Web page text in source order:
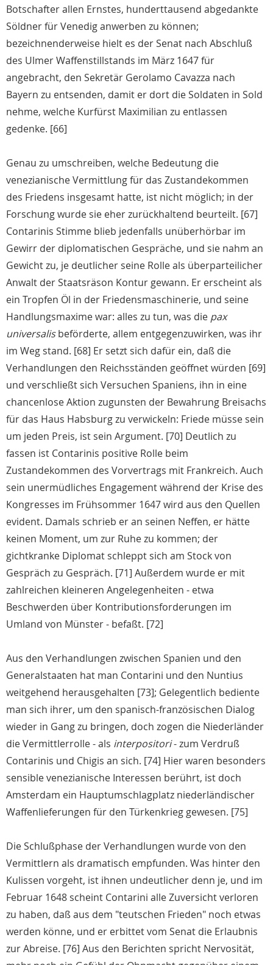
Botschafter allen Ernstes, hunderttausend abgedankte
Söldner für Venedig anwerben zu können;
bezeichnenderweise hielt es der Senat nach Abschluß
des Ulmer Waffenstillstands im März 1647 für
angebracht, den Sekretär Gerolamo Cavazza nach
Bayern zu entsenden, damit er dort die Soldaten in Sold
nehme, welche Kurfürst Maximilian zu entlassen
gedenke. [66]
Genau zu umschreiben, welche Bedeutung die
venezianische Vermittlung für das Zustandekommen
des Friedens insgesamt hatte, ist nicht möglich; in der
Forschung wurde sie eher zurückhaltend beurteilt. [67]
Contarinis Stimme blieb jedenfalls unüberhörbar im
Gewirr der diplomatischen Gespräche, und sie nahm an
Gewicht zu, je deutlicher seine Rolle als überparteilicher
Anwalt der Staatsräson Kontur gewann. Er erscheint als
ein Tropfen Öl in der Friedensmaschinerie, und seine
Handlungsmaxime war: alles zu tun, was die pax
universalisbeförderte, allem entgegenzuwirken, was ihr
im Weg stand. [68] Er setzt sich dafür ein, daß die
Verhandlungen den Reichsständen geöffnet würden [69]
und verschließt sich Versuchen Spaniens, ihn in eine
chancenlose Aktion zugunsten der Bewahrung Breisachs
für das Haus Habsburg zu verwickeln: Friede müsse sein
um jeden Preis, ist sein Argument. [70] Deutlich zu
fassen ist Contarinis positive Rolle beim
Zustandekommen des Vorvertrags mit Frankreich. Auch
sein unermüdliches Engagement während der Krise des
Kongresses im Frühsommer 1647 wird aus den Quellen
evident. Damals schrieb er an seinen Neffen, er hätte
keinen Moment, um zur Ruhe zu kommen; der
gichtkranke Diplomat schleppt sich am Stock von
Gespräch zu Gespräch. [71] Außerdem wurde er mit
zahlreichen kleineren Angelegenheiten - etwa
Beschwerden über Kontributionsforderungen im
Umland von Münster - befaßt. [72]
Aus den Verhandlungen zwischen Spanien und den
Generalstaaten hat man Contarini und den Nuntius
weitgehend herausgehalten [73]; Gelegentlich bediente
man sich ihrer, um den spanisch-französischen Dialog
wieder in Gang zu bringen, doch zogen die Niederländer
die Vermittlerrolle - als interpositori- zum Verdruß
Contarinis und Chigis an sich. [74] Hier waren besonders
sensible venezianische Interessen berührt, ist doch
Amsterdam ein Hauptumschlagplatz niederländischer
Waffenlieferungen für den Türkenkrieg gewesen. [75]
Die Schlußphase der Verhandlungen wurde von den
Vermittlern als dramatisch empfunden. Was hinter den
Kulissen vorgeht, ist ihnen undeutlicher denn je, und im
Februar 1648 scheint Contarini alle Zuversicht verloren
zu haben, daß aus dem "teutschen Frieden" noch etwas
werden könne, und er erbittet vom Senat die Erlaubnis
zur Abreise. [76] Aus den Berichten spricht Nervosität,